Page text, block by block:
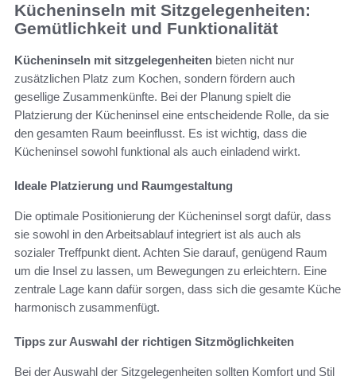
Kücheninseln mit Sitzgelegenheiten:
Gemütlichkeit und Funktionalität
Kücheninseln mit sitzgelegenheiten bieten nicht nur
zusätzlichen Platz zum Kochen, sondern fördern auch
gesellige Zusammenkünfte. Bei der Planung spielt die
Platzierung der Kücheninsel eine entscheidende Rolle, da sie
den gesamten Raum beeinflusst. Es ist wichtig, dass die
Kücheninsel sowohl funktional als auch einladend wirkt.
Ideale Platzierung und Raumgestaltung
Die optimale Positionierung der Kücheninsel sorgt dafür, dass
sie sowohl in den Arbeitsablauf integriert ist als auch als
sozialer Treffpunkt dient. Achten Sie darauf, genügend Raum
um die Insel zu lassen, um Bewegungen zu erleichtern. Eine
zentrale Lage kann dafür sorgen, dass sich die gesamte Küche
harmonisch zusammenfügt.
Tipps zur Auswahl der richtigen Sitzmöglichkeiten
Bei der Auswahl der Sitzgelegenheiten sollten Komfort und Stil